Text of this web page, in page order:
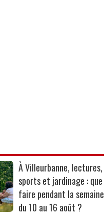
À Villeurbanne, lectures,
sports et jardinage : que
faire pendant la semaine
du 10 au 16 août ?